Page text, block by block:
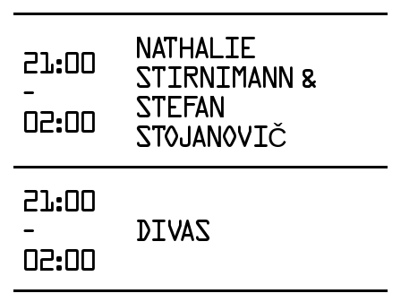
21:00
-
02:00
NATHALIE
STIRNIMANN &
STEFAN
STOJANOVIČ
21:00
-
02:00
DIVAS